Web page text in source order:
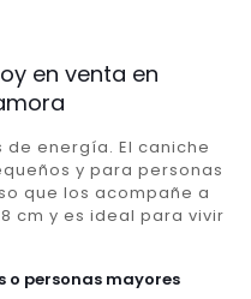
en venta en
energía. El caniche
y para personas
que los acompañe a
cm y es ideal para vivir
personas mayores